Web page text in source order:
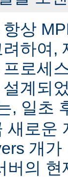
상
하여,
로세
계되
, 일초
새로운
개
버의